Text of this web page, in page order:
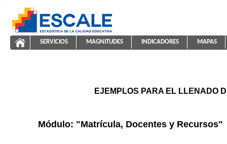
ESCALE - Unidad de Estadística Educativa
ayuda2011
NAVEGACIÓN
SERVICIOS MAGNITUDES INDICADORES MAPAS
EJEMPLOS PARA EL LLENADO
Módulo: "Matrícula, Docentes y Recursos"